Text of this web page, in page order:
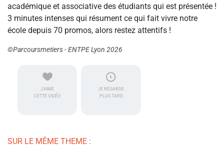
académique et associative des étudiants qui est présentée !
3 minutes intenses qui résument ce qui fait vivre notre
école depuis 70 promos, alors restez attentifs !
©Parcoursmetiers - ENTPE Lyon 2026
J'AIME
CETTE VIDÉO
JE REGARDE
PLUS TARD
SUR LE MÊME THEME :